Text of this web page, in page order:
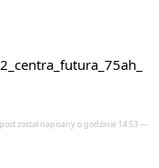
został napisany o godzinie 14:53 ---